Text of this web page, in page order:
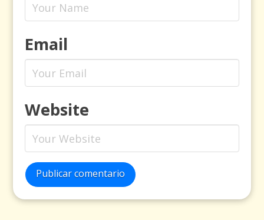
Email
Website
Publicar comentario